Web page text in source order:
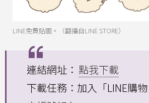
LINE免費貼圖。（翻攝自LINE STORE）
連結網址： 點我下載
下載任務：加入「LINE購